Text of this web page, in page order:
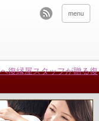
menu
復縁屋スタッフが贈る復